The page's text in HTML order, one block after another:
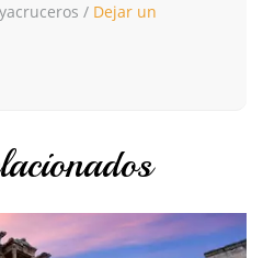
/ Dejar un